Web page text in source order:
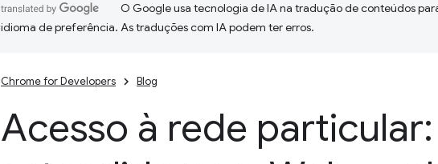
O Google usa tecnologia de IA na tradução de conteúdos
idioma de preferência. As traduções com IA podem ter erros.
Chrome for Developers Blog
Acesso à rede